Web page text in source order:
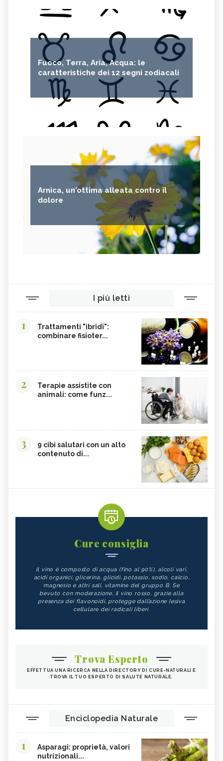
Fuoco, Terra, Aria, Acqua: le
caratteristiche dei 12 segni zodiacali
Arnica, un'ottima alleata contro il
dolore
I più letti
1
Trattamenti "ibridi":
combinare fisioter...
2
Terapie assistite con
animali: come funz...
3
9 cibi salutari con un alto
contenuto di...
Cure consiglia
Il vino è composto di acqua (fino al 90%), alcoli vari,
acidi organici, glicerina, glicidi, potassio, sodio, calcio,
magnesio e altri sali, vitamine del gruppo B. Se
bevuto con moderazione, il vino rosso, grazie alla
presenza dei flavonoidi, protegge dall’azione lesiva
cellulare dei radicali liberi.
Trova Esperto
EFFETTUA UNA RICERCA NELLA DIRECTORY DI CURE-NATURALI E
TROVA IL TUO ESPERTO DI SALUTE NATURALE.
Enciclopedia Naturale
1
Asparagi: proprietà, valori
nutrizionali...